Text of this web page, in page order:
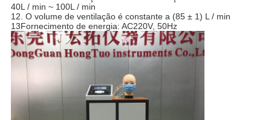
40L / min ~ 100L / min
12. O volume de ventilação é constante a (85 ± 1) L / min
13Fornecimento de energia: AC220V, 50Hz